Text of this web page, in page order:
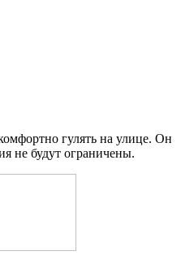
гулять на улице. Он
не будут ограничены.